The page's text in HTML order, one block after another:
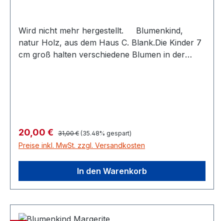
Wird nicht mehr hergestellt. Blumenkind,
natur Holz, aus dem Haus C. Blank.Die Kinder 7
cm groß halten verschiedene Blumen in der
Verkaufspreis:
20,00 € Regulärer Preis:
31,00 € (35.48% gespart)
Preise inkl. MwSt. zzgl. Versandkosten
In den Warenkorb